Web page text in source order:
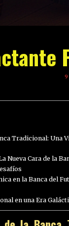
Tradicional: Una
Nueva Cara de la
en la Banca del
en una Era